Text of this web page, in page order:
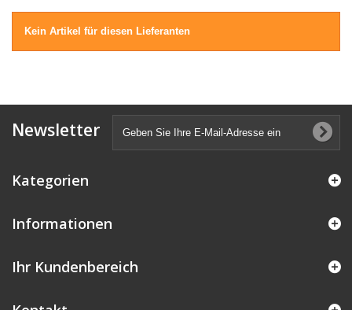
Kein Artikel für diesen Lieferanten
Newsletter
Kategorien
Informationen
Ihr Kundenbereich